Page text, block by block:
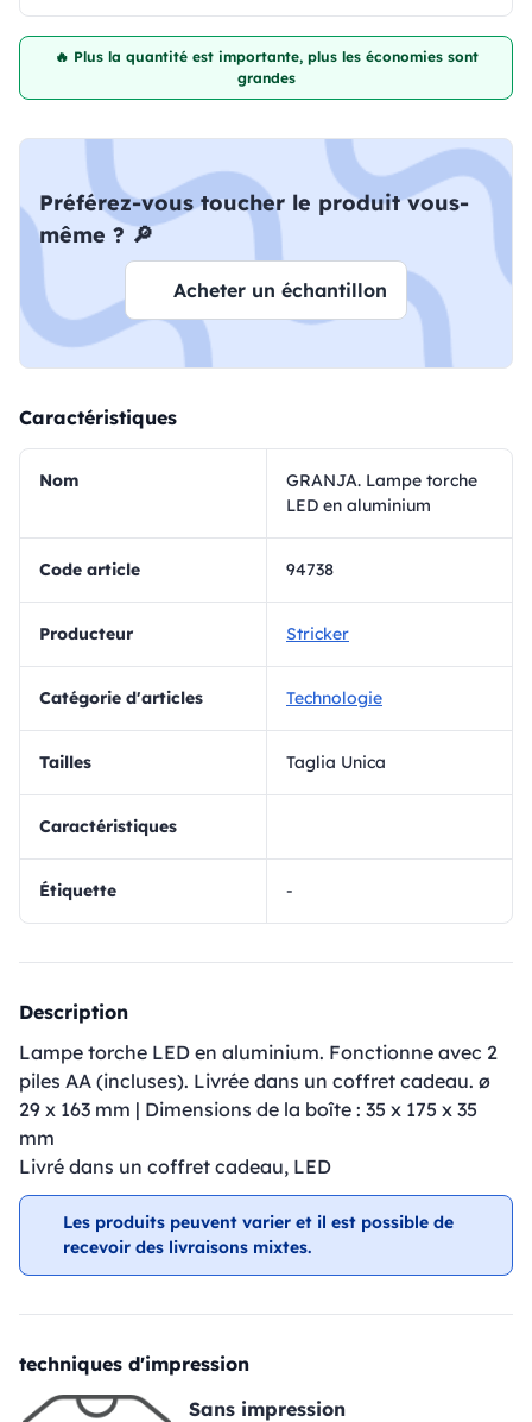
🔥 Plus la quantité est importante, plus les économies sont
grandes
Préférez-vous toucher le produit vous-
même ? 🔎
Acheter un échantillon
Caractéristiques
Nom
GRANJA. Lampe torche
LED en aluminium
Code article 94738
Producteur Stricker
Catégorie d'articles Technologie
Tailles Taglia Unica
Caractéristiques
Étiquette -
Description
Lampe torche LED en aluminium. Fonctionne avec 2
piles AA (incluses). Livrée dans un coffret cadeau. ø
29 x 163 mm | Dimensions de la boîte : 35 x 175 x 35
mm
Livré dans un coffret cadeau, LED
Les produits peuvent varier et il est possible de
recevoir des livraisons mixtes.
techniques d'impression
Sans impression